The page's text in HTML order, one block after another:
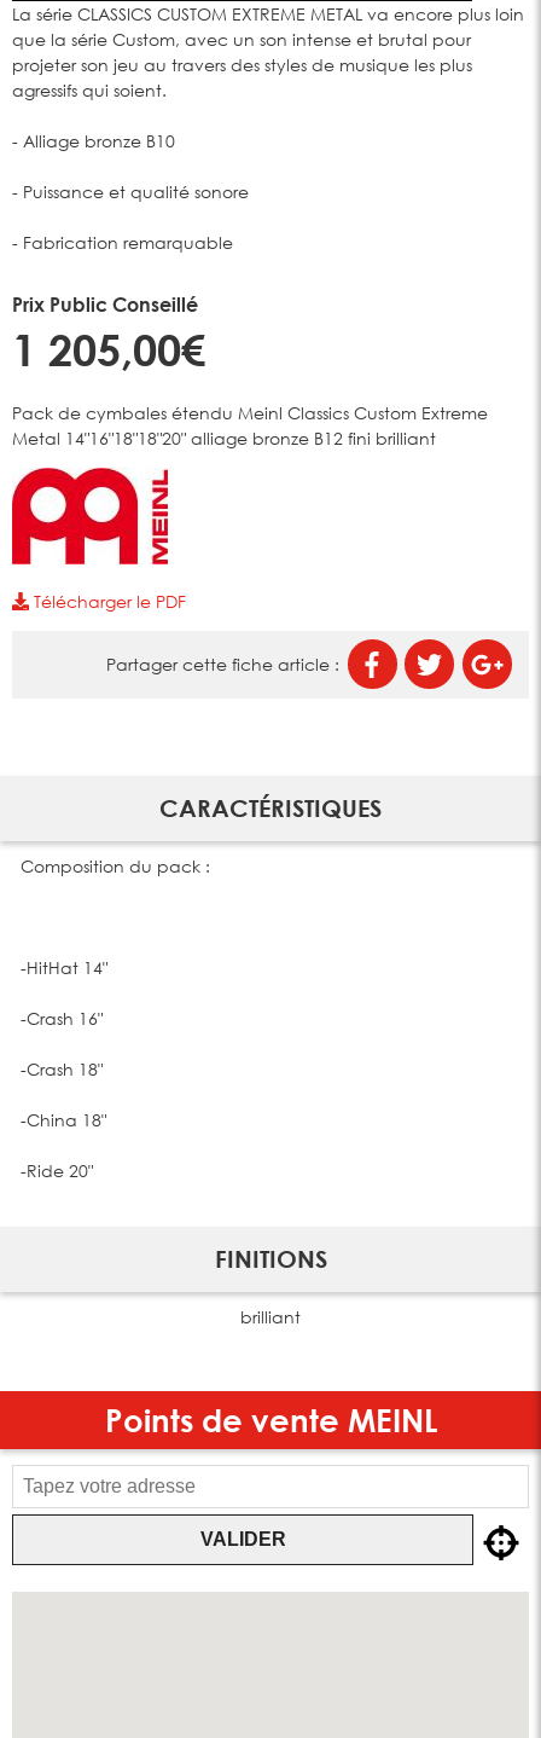
La série CLASSICS CUSTOM EXTREME METAL va encore plus loin
que la série Custom, avec un son intense et brutal pour
projeter son jeu au travers des styles de musique les plus
agressifs qui soient.
- Alliage bronze B10
- Puissance et qualité sonore
- Fabrication remarquable
Prix Public Conseillé
1 205,00€
Pack de cymbales étendu Meinl Classics Custom Extreme
Metal 14"16"18"18"20" alliage bronze B12 fini brilliant
Télécharger le PDF
Partager cette fiche article :
CARACTÉRISTIQUES
Composition du pack :
-HitHat 14"
-Crash 16"
-Crash 18"
-China 18"
-Ride 20"
FINITIONS
brilliant
Points de vente MEINL
VALIDER